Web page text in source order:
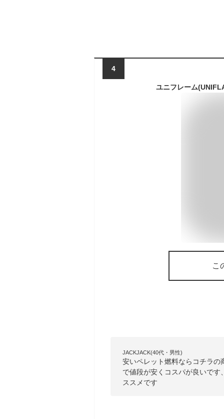
4
ユニフレーム
こ
JACKJACK(40代・男性)
安いペレット燃料ならコチラ
で値段が安くコスパが良いで
ススメです